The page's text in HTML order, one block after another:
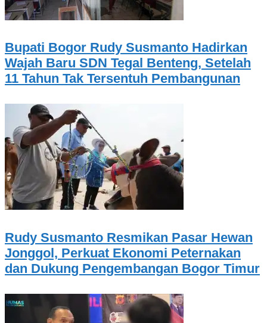
Bupati Bogor Rudy Susmanto Hadirkan
Wajah Baru SDN Tegal Benteng, Setelah
11 Tahun Tak Tersentuh Pembangunan
Rudy Susmanto Resmikan Pasar Hewan
Jonggol, Perkuat Ekonomi Peternakan
dan Dukung Pengembangan Bogor Timur